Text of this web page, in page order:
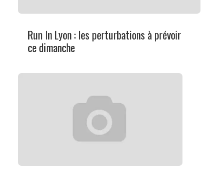
Run In Lyon : les perturbations à prévoir
ce dimanche